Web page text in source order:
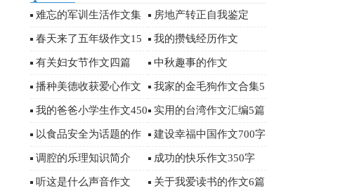
难忘的军训生活作文集
合6篇
房地产转正自我鉴定
春天来了五年级作文15
篇
我的攒钱经历作文
有关妇女节作文四篇 中秋趣事的作文
播种美德收获爱心作文 我家的金毛狗作文合集5
篇
我的爸爸小学生作文450
字
实用的台湾作文汇编5篇
以食品安全为话题的作
文
建设幸福中国作文700字
调腔的乐理知识简介 成功的快乐作文350字
听这是什么声音作文 关于我爱读书的作文6篇